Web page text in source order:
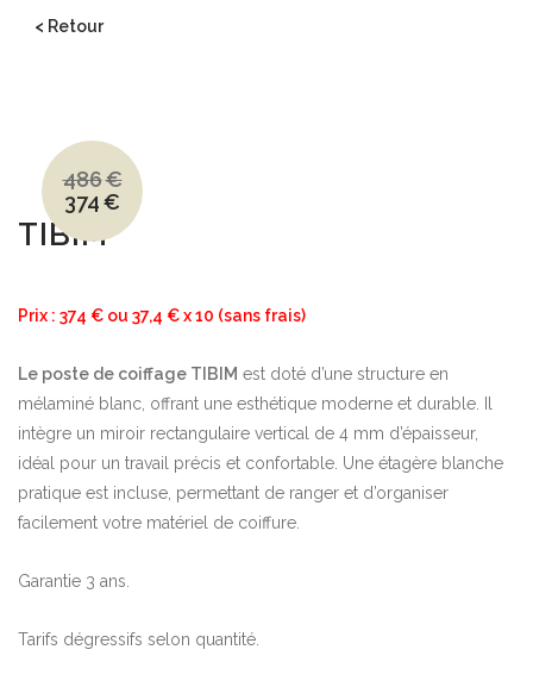
< Retour
TIBIM
486€
Le
prix
initial
était :
374€
Le
prix
actuel
est :
Prix : 374 € ou 37,4 € x 10 (sans frais)
Le poste de coiffage TIBIM est doté d’une structure en
mélaminé blanc, offrant une esthétique moderne et durable. Il
intègre un miroir rectangulaire vertical de 4 mm d’épaisseur,
idéal pour un travail précis et confortable. Une étagère blanche
pratique est incluse, permettant de ranger et d’organiser
facilement votre matériel de coiffure.
Garantie 3 ans.
Tarifs dégressifs selon quantité.